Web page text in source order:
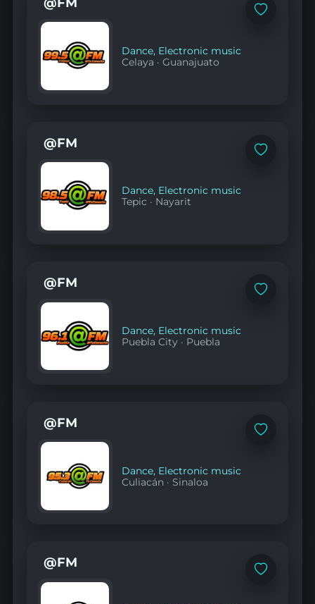
Add
Dance, Electronic music
Celaya ·Guanajuato
Add
@FM
Dance, Electronic music
Tepic · Nayarit
Add
@FM
Dance, Electronic music
Puebla City · Puebla
Add
@FM
Dance, Electronic music
Culiacán · Sinaloa
Add
@FM